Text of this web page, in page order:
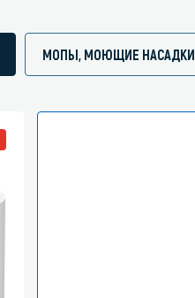
МОПЫ, МОЮЩИЕ НАСАДКИ